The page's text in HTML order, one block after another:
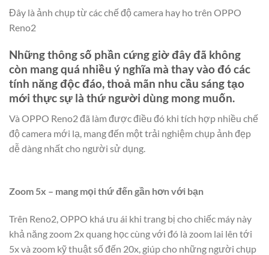
Đây là ảnh chụp từ các chế độ camera hay ho trên OPPO
Reno2
Những thông số phần cứng giờ đây đã không
còn mang quá nhiều ý nghĩa mà thay vào đó các
tính năng độc đáo, thoả mãn nhu cầu sáng tạo
mới thực sự là thứ người dùng mong muốn.
Và OPPO Reno2 đã làm được điều đó khi tích hợp nhiều chế
độ camera mới lạ, mang đến một trải nghiệm chụp ảnh đẹp
dễ dàng nhất cho người sử dụng.
Zoom 5x – mang mọi thứ đến gần hơn với bạn
Trên Reno2, OPPO khá ưu ái khi trang bị cho chiếc máy này
khả năng zoom 2x quang học cùng với đó là zoom lai lên tới
5x và zoom kỹ thuật số đến 20x, giúp cho những người chụp